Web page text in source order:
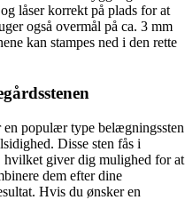
låser korrekt på plads for at
også overmål på ca. 3 mm
kan stampes ned i den rette
en populær type belægningssten
Disse sten fås i
hvilket giver dig mulighed for at
dem efter dine
Hvis du ønsker en